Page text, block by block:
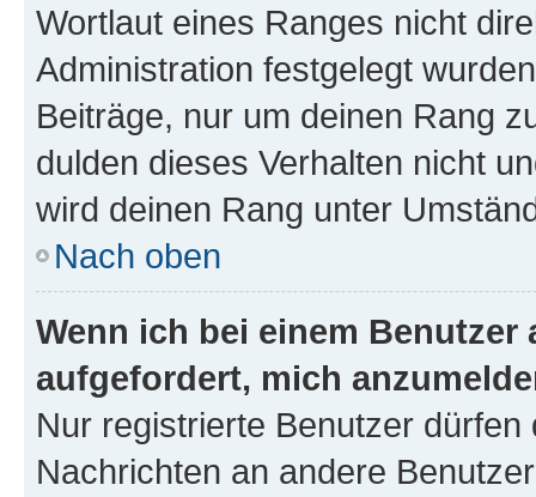
Wortlaut eines Ranges nicht
Administration festgelegt
Beiträge, nur um deinen Rang
dulden dieses Verhalten nicht
wird deinen Rang unter
Nach oben
Wenn ich bei einem
aufgefordert, mich
Nur registrierte Benutzer
Nachrichten an andere